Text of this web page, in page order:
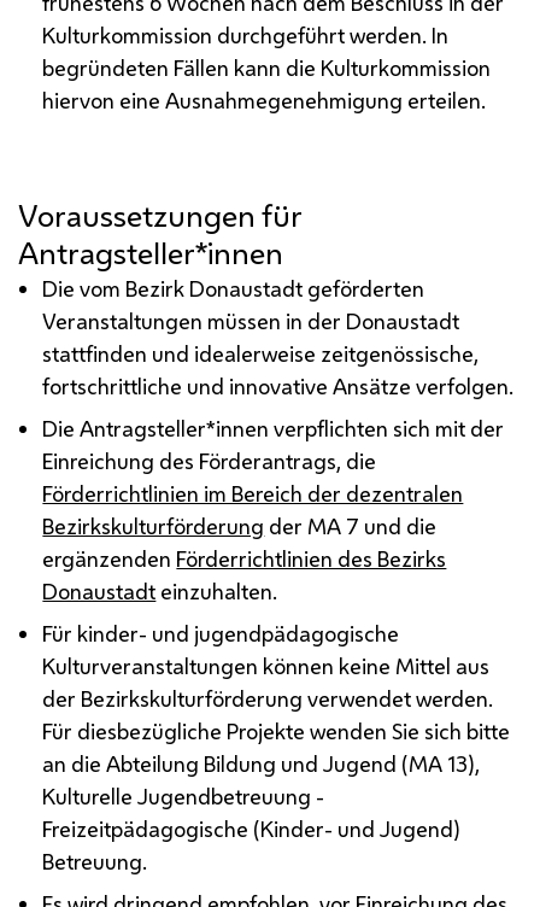
Kulturkommission durchgeführt werden. In
begründeten Fällen kann die Kulturkommission
hiervon eine Ausnahmegenehmigung erteilen.
Voraussetzungen für
Antragsteller*innen
Die vom Bezirk Donaustadt geförderten
Veranstaltungen müssen in der Donaustadt
stattfinden und idealerweise zeitgenössische,
fortschrittliche und innovative Ansätze verfolgen.
Die Antragsteller*innen verpflichten sich mit der
Einreichung des Förderantrags, die
Förderrichtlinien im Bereich der dezentralen
Bezirkskulturförderung der MA 7 und die
ergänzenden Förderrichtlinien des Bezirks
Donaustadt einzuhalten.
Für kinder- und jugendpädagogische
Kulturveranstaltungen können keine Mittel aus
der Bezirkskulturförderung verwendet werden.
Für diesbezügliche Projekte wenden Sie sich bitte
an die Abteilung Bildung und Jugend (MA 13),
Kulturelle Jugendbetreuung -
Freizeitpädagogische (Kinder- und Jugend)
Betreuung.